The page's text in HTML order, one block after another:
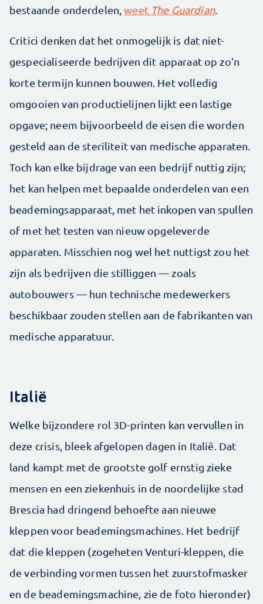
bestaande onderdelen,weet The Guardian.
Critici denken dat het onmogelijk is dat niet-
gespecialiseerde bedrijven dit apparaat op zo’n
korte termijn kunnen bouwen. Het volledig
omgooien van productielijnen lijkt een lastige
opgave; neem bijvoorbeeld de eisen die worden
gesteld aan de steriliteit van medische apparaten.
Toch kan elke bijdrage van een bedrijf nuttig zijn;
het kan helpen met bepaalde onderdelen van een
beademingsapparaat, met het inkopen van spullen
of met het testen van nieuw opgeleverde
apparaten. Misschien nog wel het nuttigst zou het
zijn als bedrijven die stilliggen — zoals
autobouwers — hun technische medewerkers
beschikbaar zouden stellen aan de fabrikanten van
medische apparatuur.
Italië
Welke bijzondere rol 3D-printen kan vervullen in
deze crisis, bleek afgelopen dagen in Italië. Dat
land kampt met de grootste golf ernstig zieke
mensen en een ziekenhuis in de noordelijke stad
Brescia had dringend behoefte aan nieuwe
kleppen voor beademingsmachines. Het bedrijf
dat die kleppen (zogeheten Venturi-kleppen, die
de verbinding vormen tussen het zuurstofmasker
en de beademingsmachine, zie de foto hieronder)